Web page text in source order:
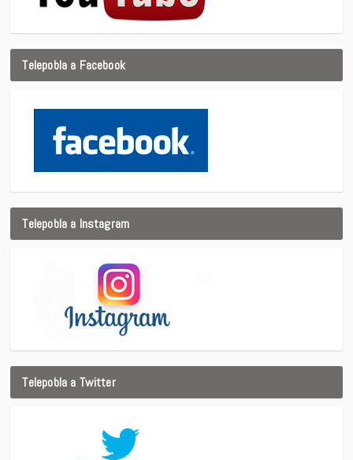
Telepobla a Facebook
Telepobla a Instagram
Telepobla a Twitter